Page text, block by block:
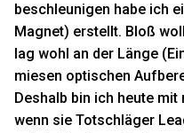
beschleunigen habe ich
Magnet) erstellt. Bloß
lag wohl an der Länge
miesen optischen
Deshalb bin ich heute
wenn sie Totschläger